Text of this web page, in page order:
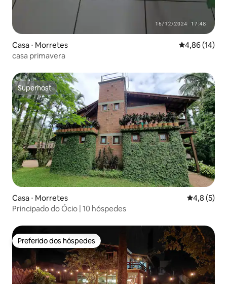
Casa ⋅ Morretes 4,86 de uma
4,86 (14)
casa primavera
Superhost
Superhost
Casa ⋅ Morretes 4,8 de
4,8 (5)
Principado do Ócio | 10 hóspedes
Preferido dos hóspedes
Preferido dos hóspedes